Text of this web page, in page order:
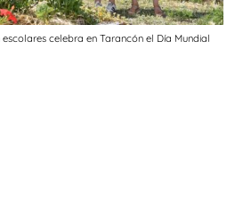
celebra en Tarancón el Día Mundial